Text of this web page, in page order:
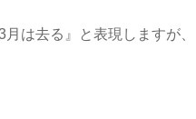
は去る』と表現しますが、